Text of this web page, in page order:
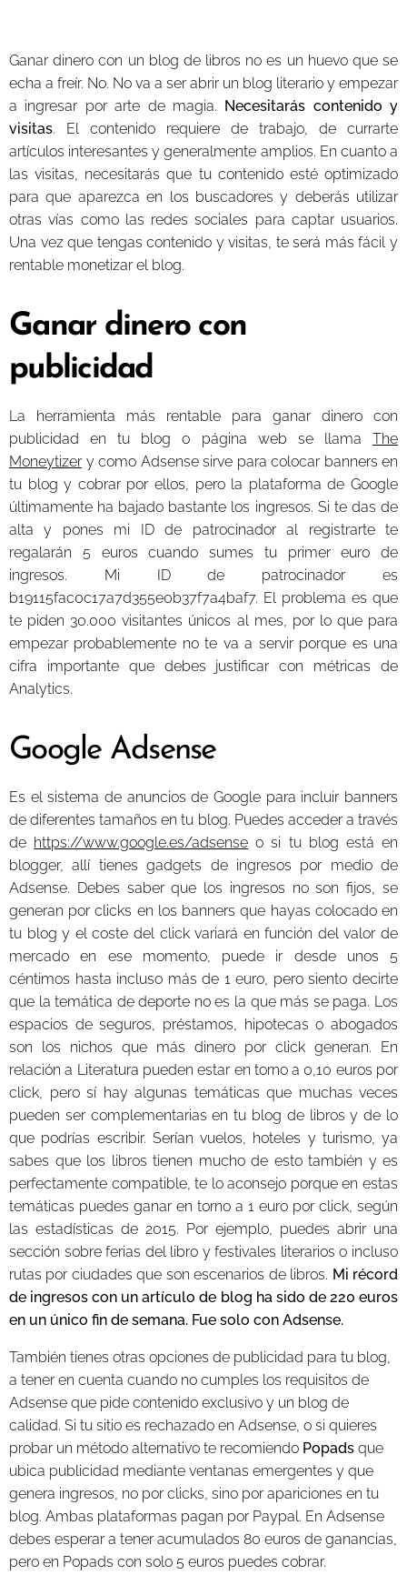
Ganar dinero con un blog de libros no es un huevo que se
echa a freír. No. No va a ser abrir un blog literario y empezar
a ingresar por arte de magia. Necesitarás contenido y
visitas. El contenido requiere de trabajo, de currarte
artículos interesantes y generalmente amplios. En cuanto a
las visitas, necesitarás que tu contenido esté optimizado
para que aparezca en los buscadores y deberás utilizar
otras vías como las redes sociales para captar usuarios.
Una vez que tengas contenido y visitas, te será más fácil y
rentable monetizar el blog.
Ganar dinero con
publicidad
La herramienta más rentable para ganar dinero con
publicidad en tu blog o página web se llama The
Moneytizery como Adsense sirve para colocar banners en
tu blog y cobrar por ellos, pero la plataforma de Google
últimamente ha bajado bastante los ingresos. Si te das de
alta y pones mi ID de patrocinador al registrarte te
regalarán 5 euros cuando sumes tu primer euro de
ingresos. Mi ID de patrocinador es
b19115fac0c17a7d355e0b37f7a4baf7. El problema es que
te piden 30.000 visitantes únicos al mes, por lo que para
empezar probablemente no te va a servir porque es una
cifra importante que debes justificar con métricas de
Analytics.
Google Adsense
Es el sistema de anuncios de Google para incluir banners
de diferentes tamaños en tu blog. Puedes acceder a través
de https://www.google.es/adsense o si tu blog está en
blogger, allí tienes gadgets de ingresos por medio de
Adsense. Debes saber que los ingresos no son fijos, se
generan por clicks en los banners que hayas colocado en
tu blog y el coste del click variará en función del valor de
mercado en ese momento, puede ir desde unos 5
céntimos hasta incluso más de 1 euro, pero siento decirte
que la temática de deporte no es la que más se paga. Los
espacios de seguros, préstamos, hipotecas o abogados
son los nichos que más dinero por click generan. En
relación a Literatura pueden estar en torno a 0,10 euros por
click, pero sí hay algunas temáticas que muchas veces
pueden ser complementarias en tu blog de libros y de lo
que podrías escribir. Serían vuelos, hoteles y turismo, ya
sabes que los libros tienen mucho de esto también y es
perfectamente compatible, te lo aconsejo porque en estas
temáticas puedes ganar en torno a 1 euro por click, según
las estadísticas de 2015. Por ejemplo, puedes abrir una
sección sobre ferias del libro y festivales literarios o incluso
rutas por ciudades que son escenarios de libros. Mi récord
de ingresos con un artículo de blog ha sido de 220 euros
en un único fin de semana. Fue solo con Adsense.
También tienes otras opciones de publicidad para tu blog,
a tener en cuenta cuando no cumples los requisitos de
Adsense que pide contenido exclusivo y un blog de
calidad. Si tu sitio es rechazado en Adsense, o si quieres
probar un método alternativo te recomiendo Popads que
ubica publicidad mediante ventanas emergentes y que
genera ingresos, no por clicks, sino por apariciones en tu
blog. Ambas plataformas pagan por Paypal. En Adsense
debes esperar a tener acumulados 80 euros de ganancias,
pero en Popads con solo 5 euros puedes cobrar.